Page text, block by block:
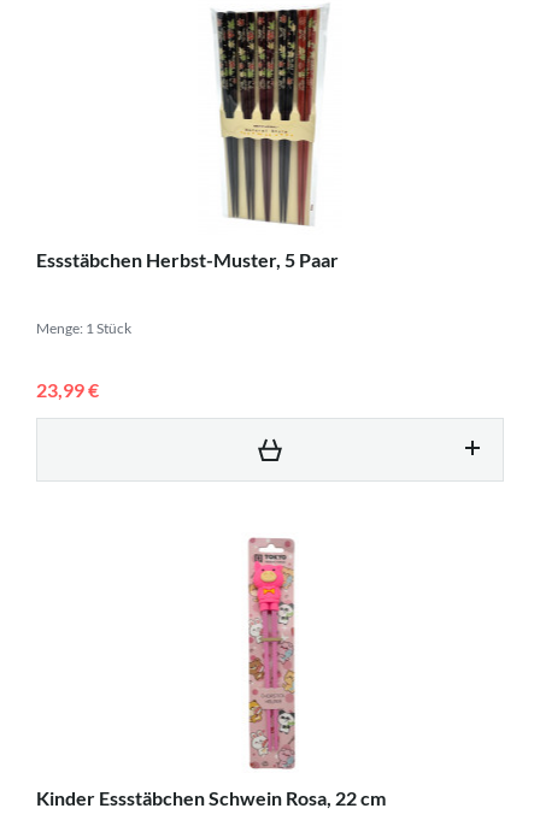
Essstäbchen Herbst-Muster, 5 Paar
Menge: 1 Stück
23,99 €
Kinder Essstäbchen Schwein Rosa, 22 cm